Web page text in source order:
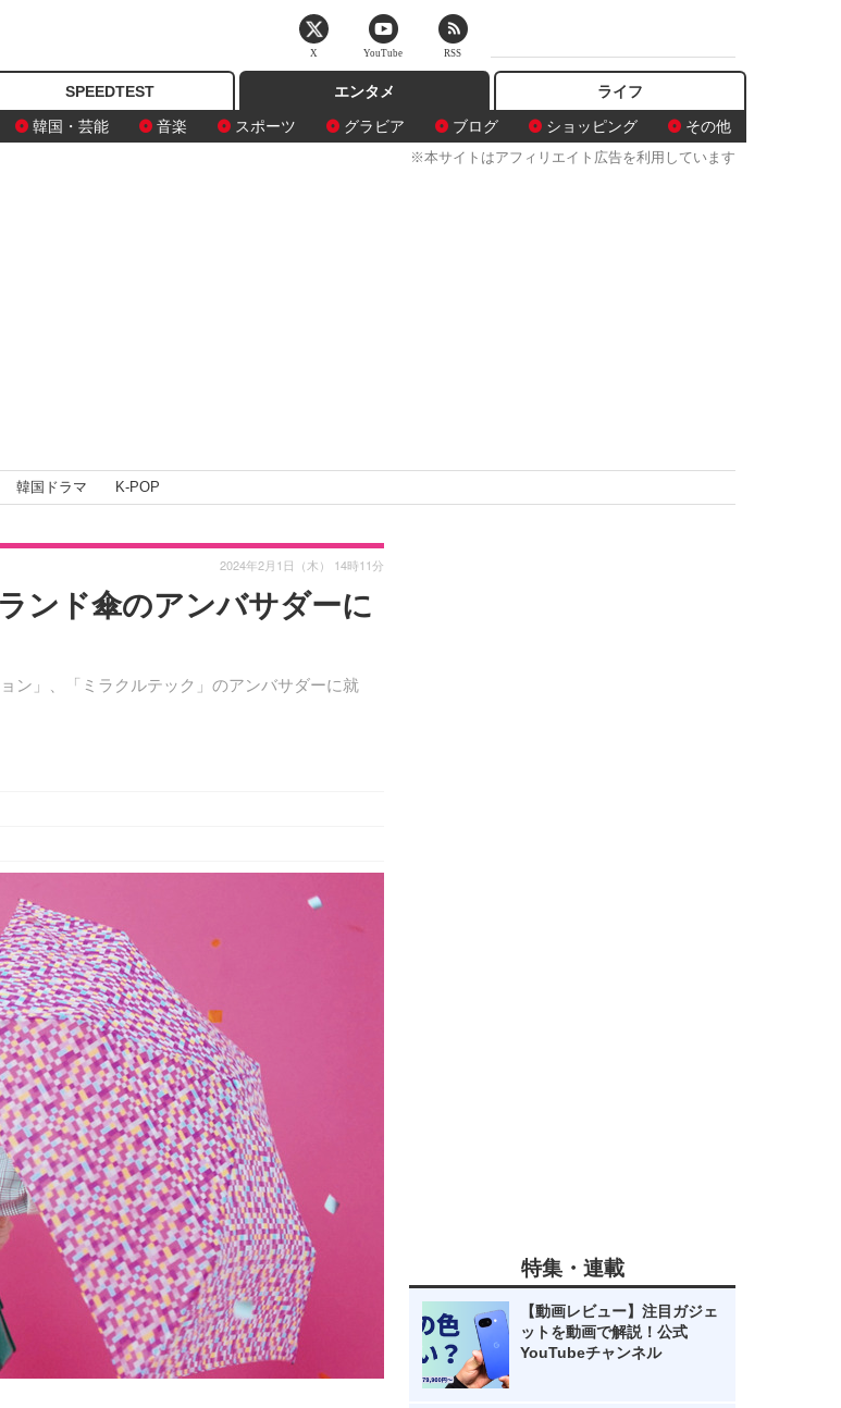
SPEEDTEST
エンタメ
韓国・芸能 音楽 スポーツ グラビア ブログ ショッピング その他
ライフ
※本サイトはアフィリエイト広告を利用しています
韓国ドラマ K-POP
ンド傘のアンバサダーに
ン」、「ミラクルテック」のアンバサダーに就
2024年2月1日（木） 14時11分
特集・連載
【動画レビュー】注目ガジェ
ットを動画で解説！公式
YouTubeチャンネル
X YouTube RSS